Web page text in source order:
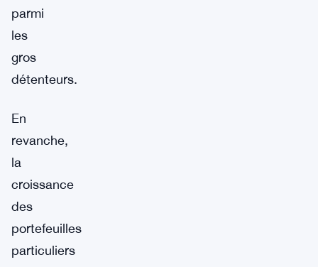
parmi
les
gros
détenteurs.
En
revanche,
la
croissance
des
portefeuilles
particuliers